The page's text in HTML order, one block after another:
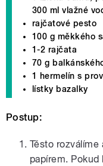
300 ml vlažné
rajčatové pesto
100 g měkkého
1-2 rajčata
70 g
1 hermelín s
lístky bazalky
Postup:
Těsto
papírem.